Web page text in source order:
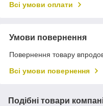
Всі умови оплати
Умови повернення
Повернення товару
Всі умови повернення
Подібні товари